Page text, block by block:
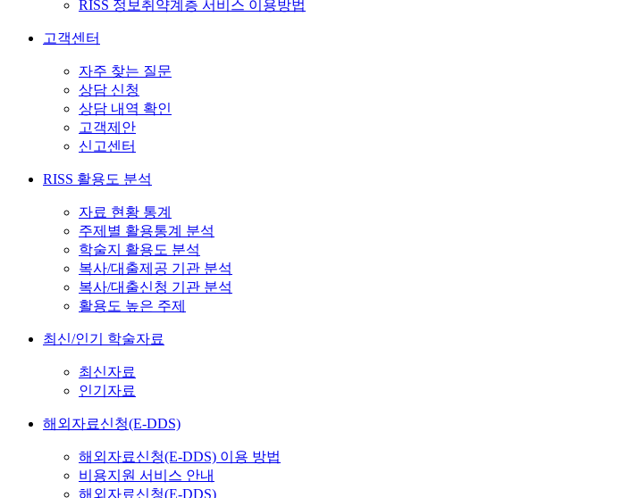
RISS 정보취약계층 서비스 이용방법
고객센터
자주 찾는 질문
상담 신청
상담 내역 확인
고객제안
신고센터
RISS 활용도 분석
자료 현황 통계
주제별 활용통계 분석
학술지 활용도 분석
복사/대출제공 기관 분석
복사/대출신청 기관 분석
활용도 높은 주제
최신/인기 학술자료
최신자료
인기자료
해외자료신청(E-DDS)
해외자료신청(E-DDS) 이용 방법
비용지원 서비스 안내
해외자료신청(E-DDS)